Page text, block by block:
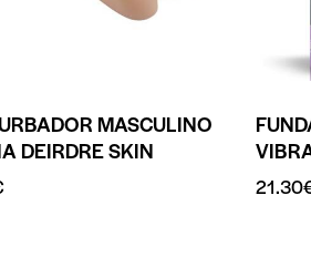
MASCULINO
DEIRDRE SKIN
21.30